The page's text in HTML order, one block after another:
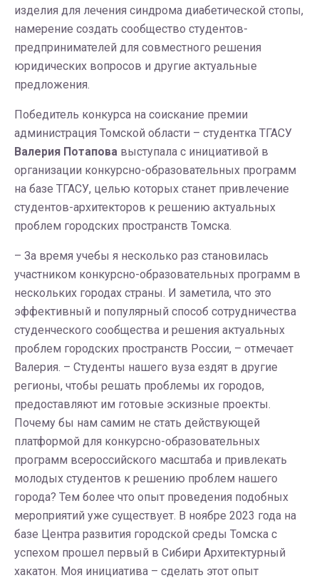
изделия для лечения синдрома диабетической стопы,
намерение создать сообщество студентов-
предпринимателей для совместного решения
юридических вопросов и другие актуальные
предложения.
Победитель конкурса на соискание премии
администрация Томской области – студентка ТГАСУ
Валерия Потапова выступала с инициативой в
организации конкурсно-образовательных программ
на базе ТГАСУ, целью которых станет привлечение
студентов-архитекторов к решению актуальных
проблем городских пространств Томска.
– За время учебы я несколько раз становилась
участником конкурсно-образовательных программ в
нескольких городах страны. И заметила, что это
эффективный и популярный способ сотрудничества
студенческого сообщества и решения актуальных
проблем городских пространств России, – отмечает
Валерия. – Студенты нашего вуза ездят в другие
регионы, чтобы решать проблемы их городов,
предоставляют им готовые эскизные проекты.
Почему бы нам самим не стать действующей
платформой для конкурсно-образовательных
программ всероссийского масштаба и привлекать
молодых студентов к решению проблем нашего
города? Тем более что опыт проведения подобных
мероприятий уже существует. В ноябре 2023 года на
базе Центра развития городской среды Томска с
успехом прошел первый в Сибири Архитектурный
хакатон. Моя инициатива – сделать этот опыт